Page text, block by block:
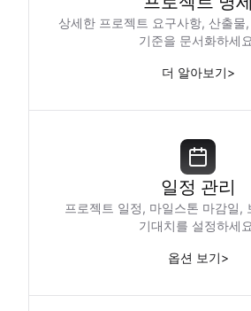
상세한 프로젝트 요구사항, 산출물
기준을 문서화하세
더 알아보기>
일정 관리
프로젝트 일정, 마일스톤 마감일,
기대치를 설정하세
옵션 보기>